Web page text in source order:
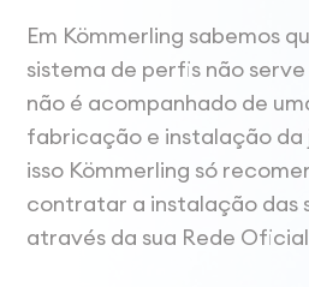
Em Kömmerling sabemos
sistema de perfis não
não é acompanhado de
fabricação e instalação da
isso Kömmerling só
contratar a instalação das
através da sua Rede